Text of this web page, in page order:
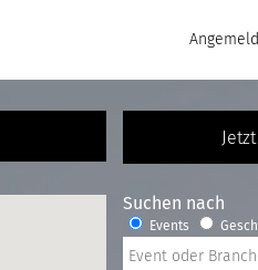
Suchen nach
Events